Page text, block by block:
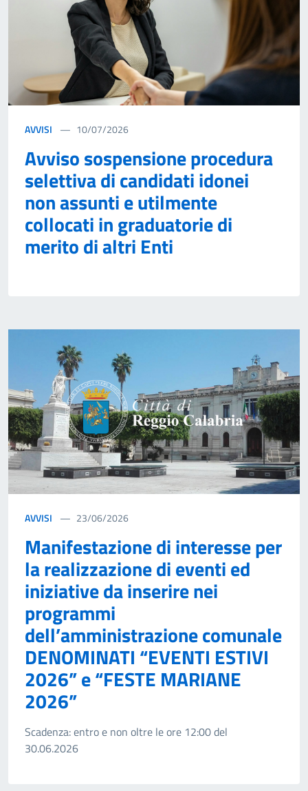
AVVISI 10/07/2026
Avviso sospensione procedura
selettiva di candidati idonei
non assunti e utilmente
collocati in graduatorie di
merito di altri Enti
AVVISI 23/06/2026
Manifestazione di interesse per
la realizzazione di eventi ed
iniziative da inserire nei
programmi
dell’amministrazione comunale
DENOMINATI “EVENTI ESTIVI
2026” e “FESTE MARIANE
2026”
Scadenza: entro e non oltre le ore 12:00 del
30.06.2026